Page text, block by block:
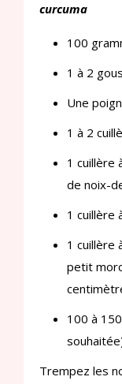
curcuma
100
1 à 2
Une
1 à 2
1 cuillère
de noix-
1 cuillère
1 cuillère
petit
100 à
Trempez les